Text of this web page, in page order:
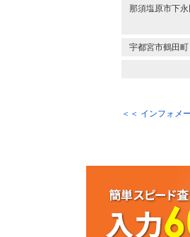
那須塩原市下
宇都宮市鶴田
＜＜ インフォメ